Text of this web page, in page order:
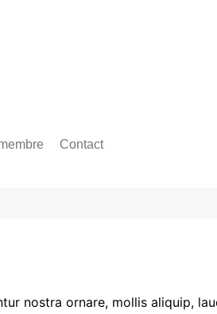
Contact
nostra ornare, mollis aliquip,